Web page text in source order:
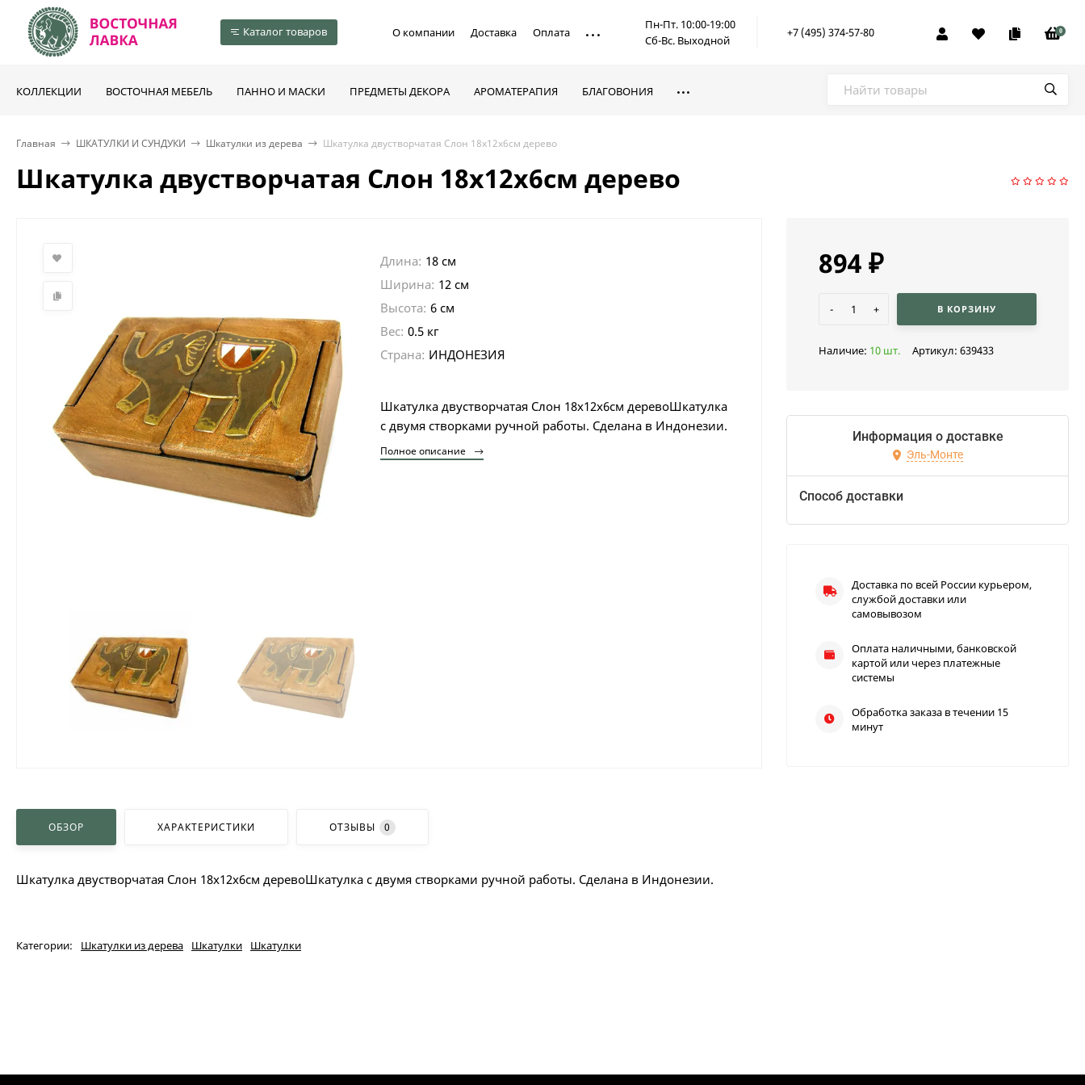
Каталог товаров О компании Доставка Оплата
Пн-Пт. 10:00-19:00
Сб-Вс. Выходной
+7 (495) 374-57-80 0
КОЛЛЕКЦИИ ВОСТОЧНАЯ МЕБЕЛЬ ПАННО И МАСКИ ПРЕДМЕТЫ ДЕКОРА АРОМАТЕРАПИЯ БЛАГОВОНИЯ
Главная ШКАТУЛКИ И СУНДУКИ Шкатулки из дерева Шкатулка двустворчатая Слон 18х12х6см дерево
Шкатулка двустворчатая Слон 18х12х6см дерево
Длина: 18 см
Ширина: 12 см
Высота: 6 см
Вес: 0.5 кг
Страна: ИНДОНЕЗИЯ
Шкатулка двустворчатая Слон 18х12х6см деревоШкатулка
с двумя створками ручной работы. Сделана в Индонезии.
Полное описание
ОБЗОР ХАРАКТЕРИСТИКИ ОТЗЫВЫ 0
Шкатулка двустворчатая Слон 18х12х6см деревоШкатулка с двумя створками ручной работы. Сделана в Индонезии.
Категории: Шкатулки из дерева Шкатулки Шкатулки
894 ₽
- + В КОРЗИНУ
Наличие: 10 шт. Артикул: 639433
Информация о доставке
Эль-Монте
Способ доставки
Доставка по всей России курьером,
службой доставки или
самовывозом
Оплата наличными, банковской
картой или через платежные
системы
Обработка заказа в течении 15
минут